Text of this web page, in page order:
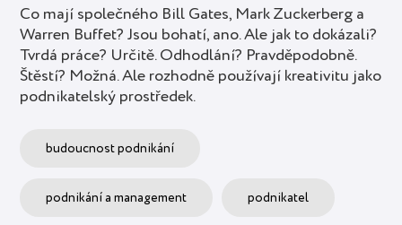
Co mají společného Bill Gates, Mark Zuckerberg a
Warren Buffet? Jsou bohatí, ano. Ale jak to dokázali?
Tvrdá práce? Určitě. Odhodlání? Pravděpodobně.
Štěstí? Možná. Ale rozhodně používají kreativitu jako
podnikatelský prostředek.
budoucnost podnikání
podnikání a management podnikatel